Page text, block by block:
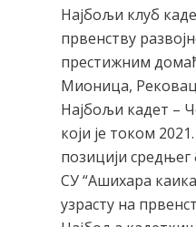
Најбољи клуб
првенству
престижним
Мионица,
Најбољи кадет –
који је током
позицији средњег
СУ “Ашихара
узрасту на